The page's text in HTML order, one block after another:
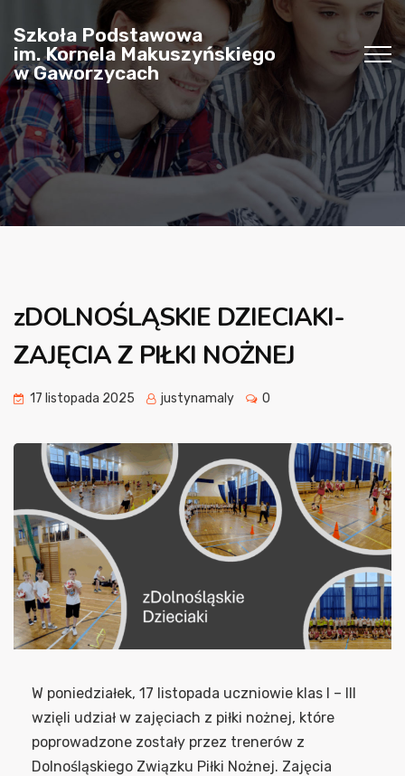
Szkoła Podstawowa
im. Kornela Makuszyńskiego
w Gaworzycach
zDOLNOŚLĄSKIE DZIECIAKI-
ZAJĘCIA Z PIŁKI NOŻNEJ
17 listopada 2025 justynamaly 0
W poniedziałek, 17 listopada uczniowie klas I – III
wzięli udział w zajęciach z piłki nożnej, które
poprowadzone zostały przez trenerów z
Dolnośląskiego Związku Piłki Nożnej. Zajęcia